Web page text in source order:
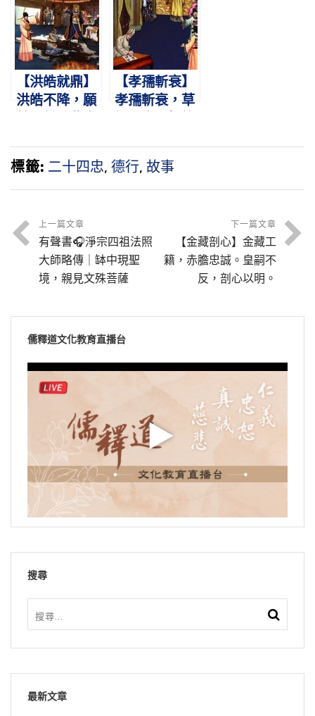
登基，不道前
事。
不反，剖心以
明。
【洪皓就鼎】
洪皓不降，願
落。
【孝孺斬衰】
孝孺斬衰，草
位。
標籤: 二十四忠, 德行, 故事
上一篇文章
有聲書🎧淨宗四祖法照
大師略傳｜缽中現聖
境，親見文殊菩薩
下一篇文章
【金藏剖心】金藏工
籍，赤膽忠誠。皇嗣不
反，剖心以明。
儒釋道文化教育直播台
搜尋
最新文章